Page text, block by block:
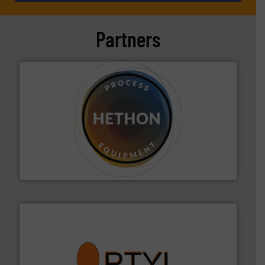
Partners
HETHON is wereldwijd specialist in poeder- en
vloeistofdosering, met name bij lastig te verwerken
Meer info ➜